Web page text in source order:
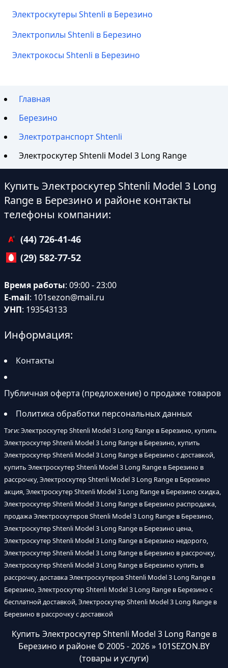
Электроскутеры Shtenli в Березино
Электропилы Shtenli в Березино
Электрокосы Shtenli в Березино
Главная
Березино
Электротранспорт Shtenli
Электроскутер Shtenli Model 3 Long Range
Купить Электроскутер Shtenli Model 3 Long
Range в Березино и районе контакты
телефоны компании:
(44) 726-41-46
(29) 582-77-52
Время работы: 09:00 - 23:00
E-mail: 101sezon@mail.ru
УНП: 193543133
Информация:
Контакты
Публичная оферта (предложение) о продаже товаров
Политика обработки персональных данных
Тэги: Электроскутер Shtenli Model 3 Long Range в Березино, купить
Электроскутер Shtenli Model 3 Long Range в Березино, купить
Электроскутер Shtenli Model 3 Long Range в Березино с доставкой,
купить Электроскутер Shtenli Model 3 Long Range в Березино в
рассрочку, Электроскутер Shtenli Model 3 Long Range в Березино
акция, Электроскутер Shtenli Model 3 Long Range в Березино скидка,
Электроскутер Shtenli Model 3 Long Range в Березино распродажа,
продажа Электроскутеров Shtenli Model 3 Long Range в Березино,
Электроскутер Shtenli Model 3 Long Range в Березино цена,
Электроскутер Shtenli Model 3 Long Range в Березино недорого,
Электроскутер Shtenli Model 3 Long Range в Березино в рассрочку,
Электроскутер Shtenli Model 3 Long Range в Березино купить в
рассрочку, доставка Электроскутеров Shtenli Model 3 Long Range в
Березино, Электроскутер Shtenli Model 3 Long Range в Березино с
бесплатной доставкой, Электроскутер Shtenli Model 3 Long Range в
Березино в рассрочку с доставкой
Купить Электроскутер Shtenli Model 3 Long Range в
Березино и районе© 2005 - 2026 » 101SEZON.BY
(товары и услуги)